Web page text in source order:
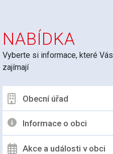
NABÍDKA
Vyberte si informace, které Vás
zajímají
Obecní úřad
Informace o obci
Akce a události v obci